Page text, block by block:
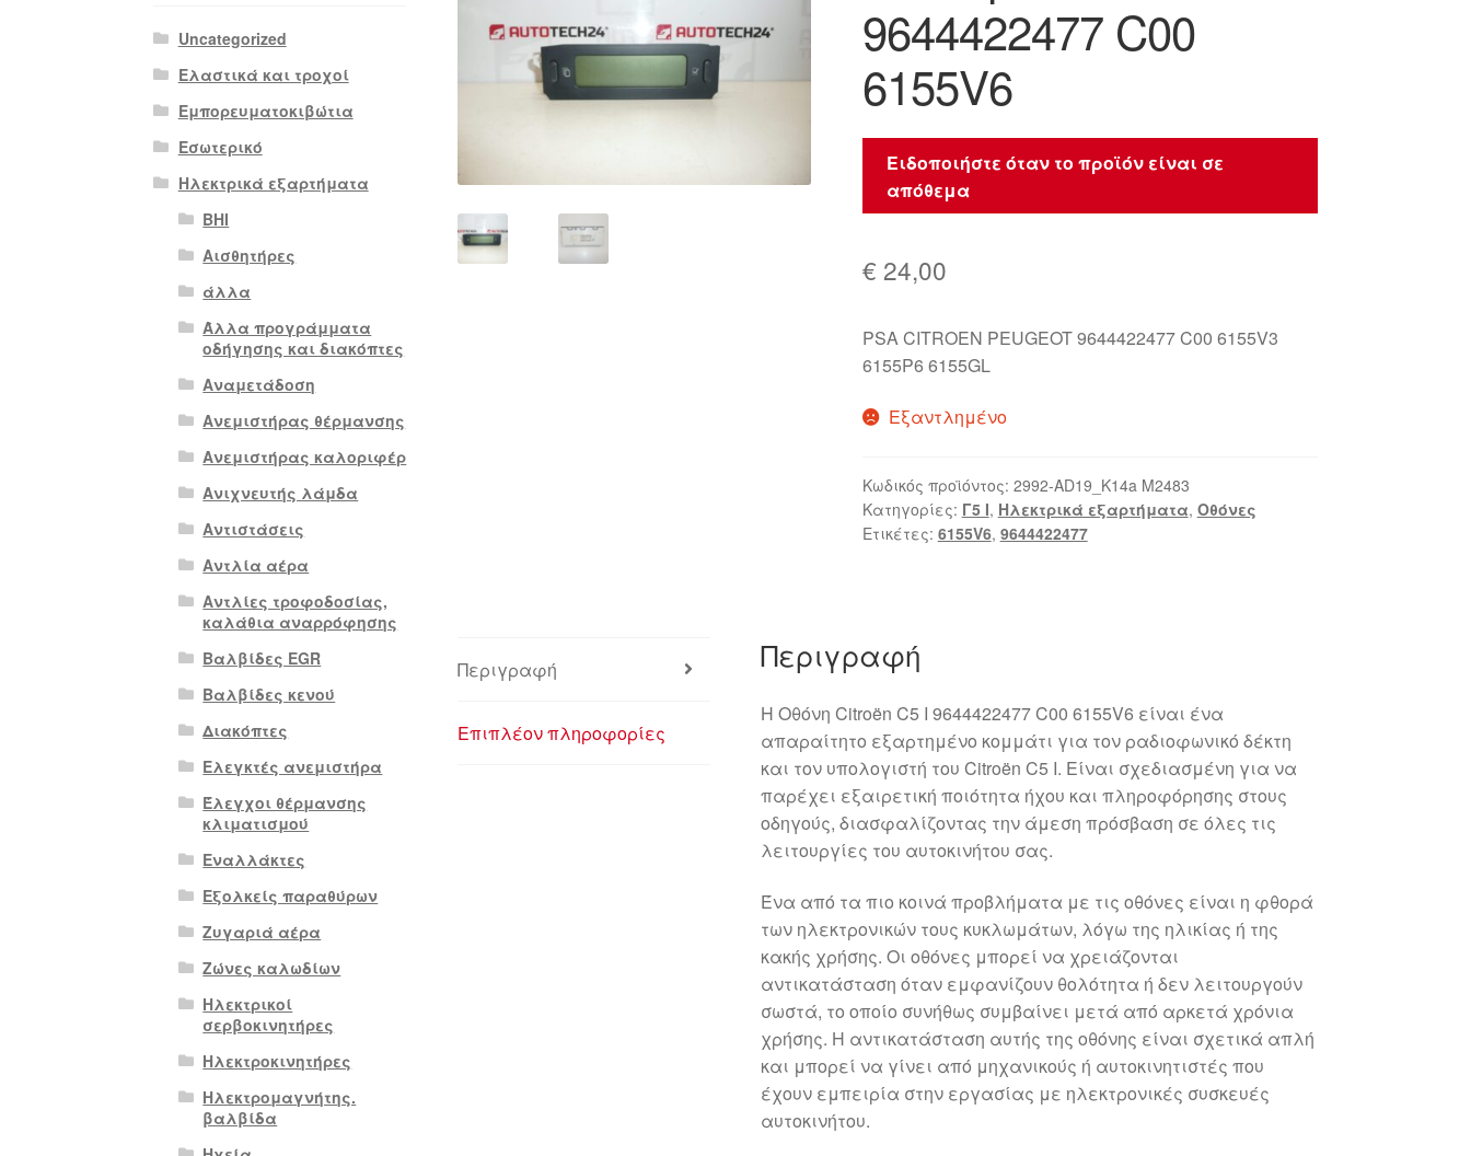
9644422477 C00
6155V6
Ειδοποιήστε όταν το προϊόν είναι σε
απόθεμα
€ 24,00
PSA CITROEN PEUGEOT 9644422477 C00 6155V3
6155P6 6155GL
Εξαντλημένο
Κωδικός προϊόντος: 2992-AD19_K14a M2483
Κατηγορίες: Γ5 Ι, Ηλεκτρικά εξαρτήματα, Οθόνες
Ετικέτες: 6155V6, 9644422477
Περιγραφή
Επιπλέον πληροφορίες
Περιγραφή
Η Οθόνη Citroën C5 I 9644422477 C00 6155V6 είναι ένα
απαραίτητο εξαρτημένο κομμάτι για τον ραδιοφωνικό δέκτη
και τον υπολογιστή του Citroën C5 I. Είναι σχεδιασμένη για να
παρέχει εξαιρετική ποιότητα ήχου και πληροφόρησης στους
οδηγούς, διασφαλίζοντας την άμεση πρόσβαση σε όλες τις
λειτουργίες του αυτοκινήτου σας.
Ένα από τα πιο κοινά προβλήματα με τις οθόνες είναι η φθορά
των ηλεκτρονικών τους κυκλωμάτων, λόγω της ηλικίας ή της
κακής χρήσης. Οι οθόνες μπορεί να χρειάζονται
αντικατάσταση όταν εμφανίζουν θολότητα ή δεν λειτουργούν
σωστά, το οποίο συνήθως συμβαίνει μετά από αρκετά χρόνια
χρήσης. Η αντικατάσταση αυτής της οθόνης είναι σχετικά απλή
και μπορεί να γίνει από μηχανικούς ή αυτοκινητιστές που
έχουν εμπειρία στην εργασίας με ηλεκτρονικές συσκευές
αυτοκινήτου.
Uncategorized
Ελαστικά και τροχοί
Εμπορευματοκιβώτια
Εσωτερικό
Ηλεκτρικά εξαρτήματα
BHI
Αισθητήρες
άλλα
Άλλα προγράμματα
οδήγησης και διακόπτες
Αναμετάδοση
Ανεμιστήρας θέρμανσης
Ανεμιστήρας καλοριφέρ
Ανιχνευτής λάμδα
Αντιστάσεις
Αντλία αέρα
Αντλίες τροφοδοσίας,
καλάθια αναρρόφησης
Βαλβίδες EGR
Βαλβίδες κενού
Διακόπτες
Ελεγκτές ανεμιστήρα
Έλεγχοι θέρμανσης
κλιματισμού
Εναλλάκτες
Εξολκείς παραθύρων
Ζυγαριά αέρα
Ζώνες καλωδίων
Ηλεκτρικοί
σερβοκινητήρες
Ηλεκτροκινητήρες
Ηλεκτρομαγνήτης.
βαλβίδα